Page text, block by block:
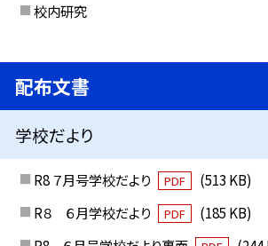
校内研究
配布文書
学校だより
R8 ７月号学校だより PDF
(513 KB)
R８ ６月学校だより
PDF
(185 KB)